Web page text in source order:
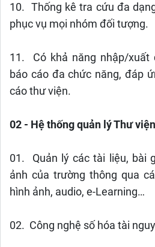
10. Thống kê tra cứu đa
phục vụ mọi nhóm đối tượng.
11. Có khả năng nhập/
báo cáo đa chức năng, đáp
cáo thư viện.
02 - Hệ thống quản lý Thư
01. Quản lý các tài liệu, bài
ảnh của trường thông qua
hình ảnh, audio, e-Learning…
02. Công nghệ số hóa tài